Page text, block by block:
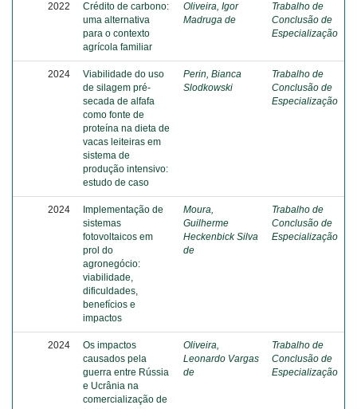
2022
Crédito de carbono:
uma alternativa
para o contexto
agrícola familiar
Oliveira, Igor
Madruga de
Trabalho de
Conclusão de
Especialização
2024
Viabilidade do uso
de silagem pré-
secada de alfafa
como fonte de
proteína na dieta de
vacas leiteiras em
sistema de
produção intensivo:
estudo de caso
Perin, Bianca
Slodkowski
Trabalho de
Conclusão de
Especialização
2024
Implementação de
sistemas
fotovoltaicos em
prol do
agronegócio:
viabilidade,
dificuldades,
benefícios e
impactos
Moura,
Guilherme
Heckenbick Silva
de
Trabalho de
Conclusão de
Especialização
2024
Os impactos
causados pela
guerra entre Rússia
e Ucrânia na
comercialização de
Oliveira,
Leonardo Vargas
de
Trabalho de
Conclusão de
Especialização